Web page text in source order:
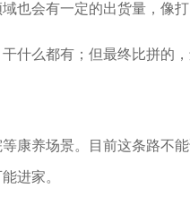
也会有一定的出货量，像
什么都有；但最终比拼的
康养场景。目前这条路不
进家。